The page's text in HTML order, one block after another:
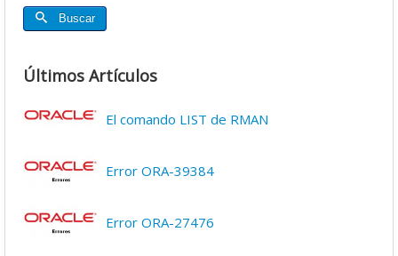
Buscar
Últimos Artículos
El comando LIST de RMAN
Error ORA-39384
Error ORA-27476